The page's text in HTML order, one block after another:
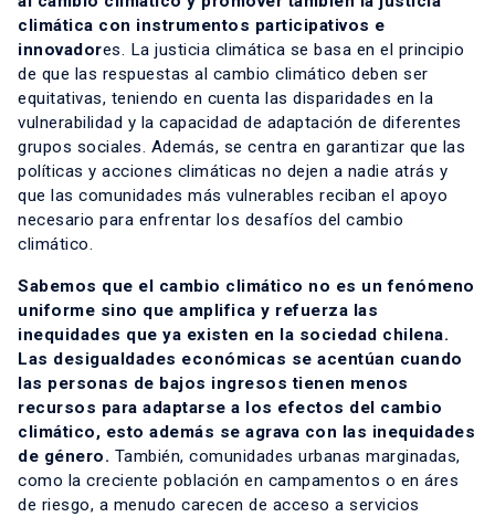
climática con instrumentos participativos e
innovadores. La justicia climática se basa en el principio
de que las respuestas al cambio climático deben ser
equitativas, teniendo en cuenta las disparidades en la
vulnerabilidad y la capacidad de adaptación de diferentes
grupos sociales. Además, se centra en garantizar que las
políticas y acciones climáticas no dejen a nadie atrás y
que las comunidades más vulnerables reciban el apoyo
necesario para enfrentar los desafíos del cambio
climático.
Sabemos que el cambio climático no es un fenómeno
uniforme sino que amplifica y refuerza las
inequidades que ya existen en la sociedad chilena.
Las desigualdades económicas se acentúan cuando
las personas de bajos ingresos tienen menos
recursos para adaptarse a los efectos del cambio
climático, esto además se agrava con las inequidades
de género. También, comunidades urbanas marginadas,
como la creciente población en campamentos o en áres
de riesgo, a menudo carecen de acceso a servicios